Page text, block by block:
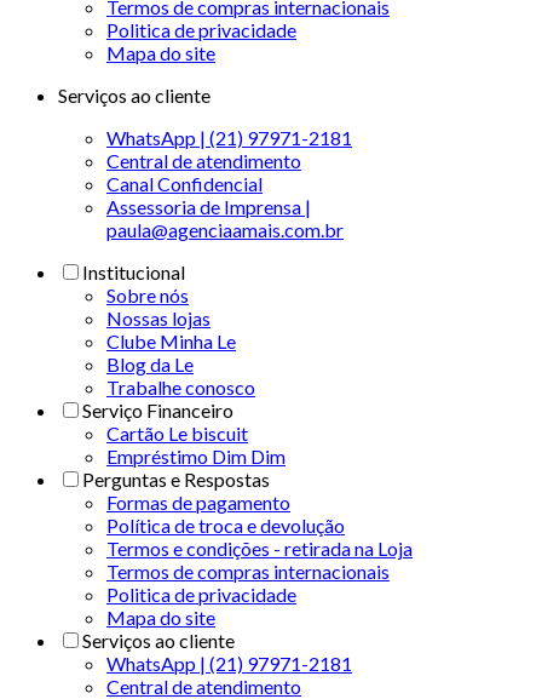
Termos de compras internacionais
Politica de privacidade
Mapa do site
Serviços ao cliente
WhatsApp | (21) 97971-2181
Central de atendimento
Canal Confidencial
Assessoria de Imprensa |
paula@agenciaamais.com.br
Institucional
Sobre nós
Nossas lojas
Clube Minha Le
Blog da Le
Trabalhe conosco
Serviço Financeiro
Cartão Le biscuit
Empréstimo Dim Dim
Perguntas e Respostas
Formas de pagamento
Política de troca e devolução
Termos e condições - retirada na Loja
Termos de compras internacionais
Politica de privacidade
Mapa do site
Serviços ao cliente
WhatsApp | (21) 97971-2181
Central de atendimento